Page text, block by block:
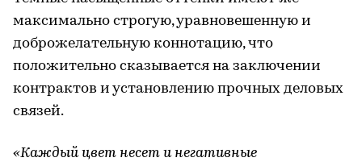
максимально строгую, уравновешенную и
доброжелательную коннотацию, что
положительно сказывается на заключении
контрактов и установлению прочных деловых
связей.
«Каждый цвет несет и негативные